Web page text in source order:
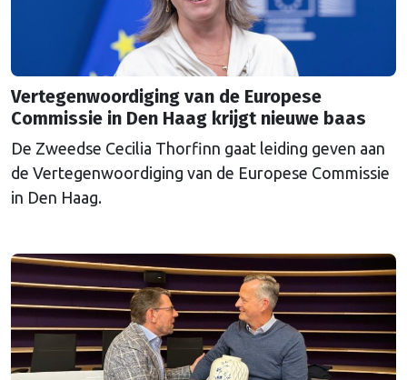
Vertegenwoordiging van de Europese
Commissie in Den Haag krijgt nieuwe baas
De Zweedse Cecilia Thorfinn gaat leiding geven aan
de Vertegenwoordiging van de Europese Commissie
in Den Haag.